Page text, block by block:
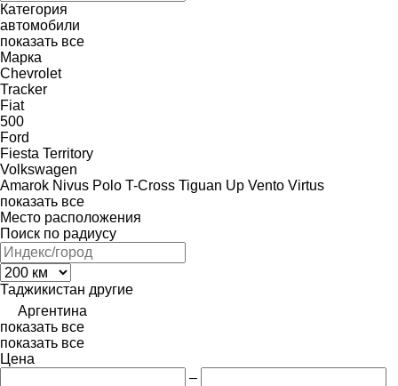
Категория
автомобили
показать все
Марка
Chevrolet
Tracker
Fiat
500
Ford
Fiesta Territory
Volkswagen
Amarok Nivus Polo T-Cross Tiguan Up Vento Virtus
показать все
Место расположения
Поиск по радиусу
Таджикистан другие
Аргентина
показать все
показать все
Цена
–